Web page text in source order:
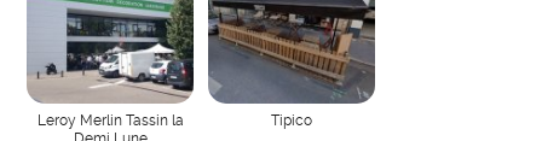
Leroy Merlin Tassin la
Tipico